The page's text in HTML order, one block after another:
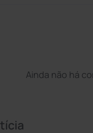
Ainda não há